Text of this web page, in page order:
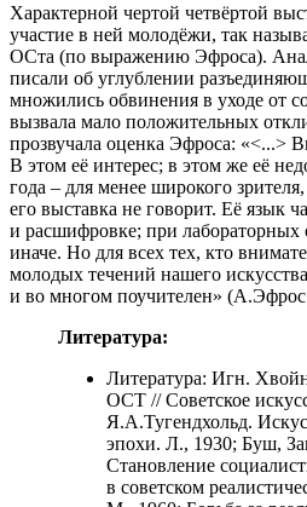
Характерной чертой четвёртой
участие в ней молодёжи, так
ОСта (по выражению Эфроса).
писали об углублении
множились обвинения в уходе от
вызвала мало положительных
прозвучала оценка Эфроса: «<...>
В этом её интерес; в этом же её
года – для менее широкого
его выставка не говорит. Её язык
и расшифровке; при
иначе. Но для всех тех, кто
молодых течений нашего
и во многом поучителен»
Литература:
Литература: Игн.
ОСТ // Советское
Я.А.Тугендхольд.
эпохи. Л., 1930; Буш,
Становление
в советском